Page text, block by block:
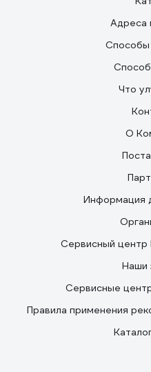
Адреса
Способы
Что
О
Информация
Сервисный центр
Наши
Сервисные
Правила применения